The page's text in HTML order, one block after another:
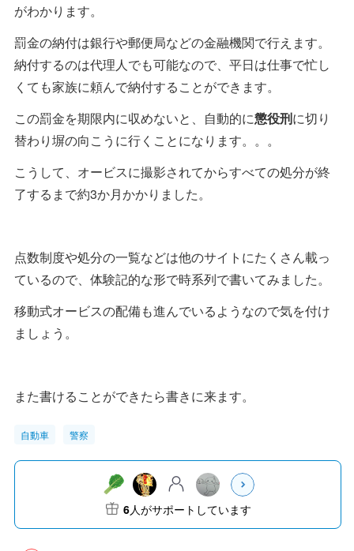
がわかります。
罰金の納付は銀行や郵便局などの金融機関で行えます。
納付するのは代理人でも可能なので、平日は仕事で忙し
くても家族に頼んで納付することができます。
この罰金を期限内に収めないと、自動的に懲役刑に切り
替わり塀の向こうに行くことになります。。。
こうして、オービスに撮影されてからすべての処分が終
了するまで約3か月かかりました。
点数制度や処分の一覧などは他のサイトにたくさん載っ
ているので、体験記的な形で時系列で書いてみました。
移動式オービスの配備も進んでいるようなので気を付け
ましょう。
また書けることができたら書きに来ます。
自動車 警察
6人がサポートしています